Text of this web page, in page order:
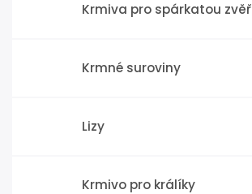
Krmiva pro spárkatou zvěř
Krmné suroviny
Lizy
Krmivo pro králíky